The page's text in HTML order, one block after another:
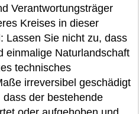
Verantwortungsträger
Kreises in dieser
Lassen Sie nicht zu, dass
einmalige Naturlandschaft
technisches
irreversibel geschädigt
der bestehende